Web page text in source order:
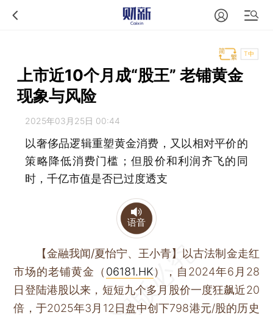
T中
上市近10个月成“股王” 老铺黄金
现象与风险
2025年03月25日 00:44
以奢侈品逻辑重塑黄金消费，又以相对平价的
策略降低消费门槛；但股价和利润齐飞的同
时，千亿市值是否已过度透支
语音
【金融我闻/夏怡宁、王小青】
以古法制金走红
市场的老铺黄金（ 06181.HK），自2024年6月28
日登陆港股以来，短短九个多月股价一度狂飙近20
倍，于2025年3月12日盘中创下798港元/股的历史